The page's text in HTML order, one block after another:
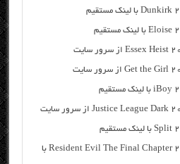
دانلود رایگان فیلم خارجی Resident Evil The Final Chapter 2017 با